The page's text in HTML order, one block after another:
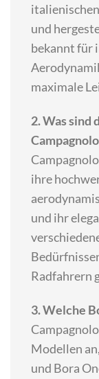
und
bekannt für
maximale
2. Was
ihre
und ihr
Radfahrern
3. Welche
Modellen
und Bora